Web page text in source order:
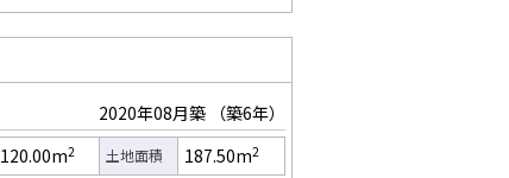
2020年08月築 （築6年）
120.00m2 土地面積 187.50m2